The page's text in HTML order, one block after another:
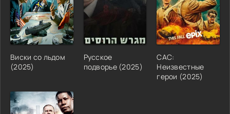
Виски со льдом
(2025)
Русское
подворье (2025)
САС:
Неизвестные
герои (2025)